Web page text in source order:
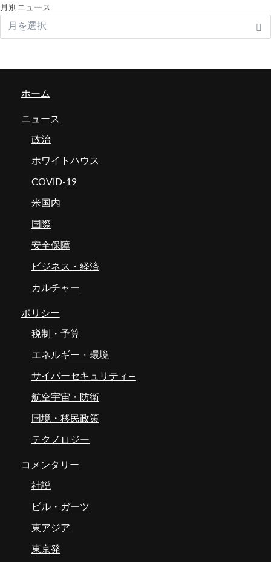
月別ニュース
ホーム
ニュース
政治
ホワイトハウス
COVID-19
米国内
国際
安全保障
ビジネス・経済
カルチャー
ポリシー
税制・予算
エネルギー・環境
サイバーセキュリティ―
航空宇宙・防衛
国境・移民政策
テクノロジー
コメンタリー
社説
ビル・ガーツ
東アジア
東京発